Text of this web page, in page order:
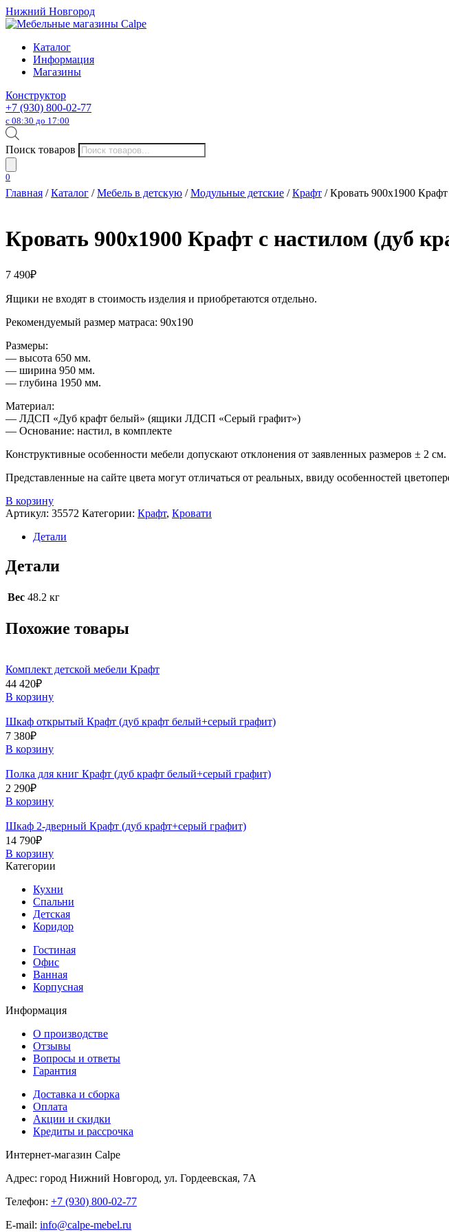
Нижний Новгород
Каталог
Информация
Магазины
Конструктор
+7 (930) 800-02-77
с 08:30 до 17:00
Поиск товаров
0
Главная /Каталог /Мебель в детскую /Модульные детские /Крафт / Кровать 900х1900
Кровать 900х1900 Крафт c настилом (дуб
7 490₽
Ящики не входят в стоимость изделия и приобретаются отдельно.
Рекомендуемый размер матраса: 90х190
Размеры:
— высота 650 мм.
— ширина 950 мм.
— глубина 1950 мм.
Материал:
— ЛДСП «Дуб крафт белый» (ящики ЛДСП «Серый графит»)
— Основание: настил, в комплекте
Конструктивные особенности мебели допускают отклонения от заявленных размеров ± 2 см.
Представленные на сайте цвета могут отличаться от реальных, ввиду особенностей
В корзину
Артикул: 35572 Категории: Крафт, Кровати
Детали
Детали
Вес 48.2 кг
Похожие товары
Комплект детской мебели Крафт
44 420₽
В корзину
Шкаф открытый Крафт (дуб крафт белый+серый графит)
7 380₽
В корзину
Полка для книг Крафт (дуб крафт белый+серый графит)
2 290₽
В корзину
Шкаф 2-дверный Крафт (дуб крафт+серый графит)
14 790₽
В корзину
Категории
Кухни
Спальни
Детская
Коридор
Гостиная
Офис
Ванная
Корпусная
Информация
О производстве
Отзывы
Вопросы и ответы
Гарантия
Доставка и сборка
Оплата
Акции и скидки
Кредиты и рассрочка
Интернет-магазин Calpe
Адрес: город Нижний Новгород, ул. Гордеевская, 7А
Телефон: +7 (930) 800-02-77
E-mail: info@calpe-mebel.ru